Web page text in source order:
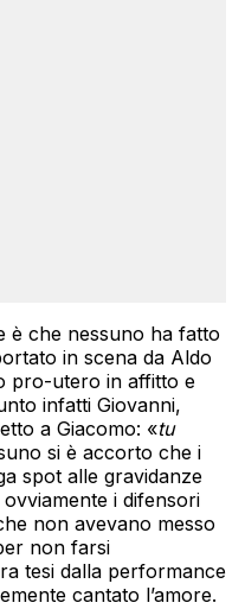
è che nessuno ha fatto
in scena da Aldo
pro-utero in affitto e
infatti Giovanni,
a Giacomo: «tu
si è accorto che i
spot alle gravidanze
i difensori
non avevano messo
non farsi
tesi dalla performance
cantato l’amore.